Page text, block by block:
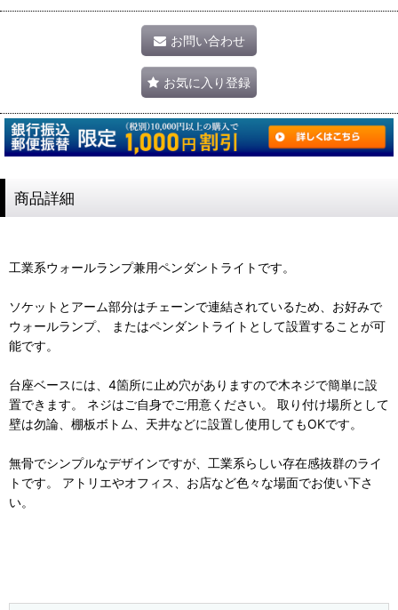
お問い合わせ
お気に入り登録
商品詳細
工業系ウォールランプ兼用ペンダントライトです。
ソケットとアーム部分はチェーンで連結されているため、お好みで
ウォールランプ、 またはペンダントライトとして設置することが可
能です。
台座ベースには、4箇所に止め穴がありますので木ネジで簡単に設
置できます。 ネジはご自身でご用意ください。 取り付け場所として
壁は勿論、棚板ボトム、天井などに設置し使用してもOKです。
無骨でシンプルなデザインですが、工業系らしい存在感抜群のライ
トです。 アトリエやオフィス、お店など色々な場面でお使い下さ
い。